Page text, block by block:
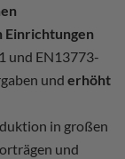
und EN13773-
und erhöht
in großen
und